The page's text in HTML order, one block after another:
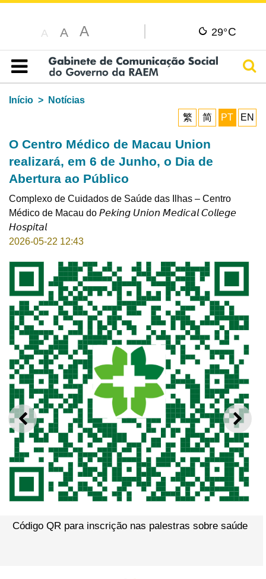
A A A 29°C
Índice
Início
Notícias
繁
简 PT EN
O Centro Médico de Macau Union
realizará, em 6 de Junho, o Dia de
Abertura ao Público
Complexo de Cuidados de Saúde das Ilhas – Centro
Médico de Macau do 𝘗𝘦𝘬𝘪𝘯𝘨 𝘜𝘯𝘪𝘰𝘯 𝘔𝘦𝘥𝘪𝘤𝘢𝘭 𝘊𝘰𝘭𝘭𝘦𝘨𝘦
𝘏𝘰𝘴𝘱𝘪𝘵𝘢𝘭
2026-05-22 12:43
ANTERIOR
Código QR para inscrição nas palestras sobre saúde